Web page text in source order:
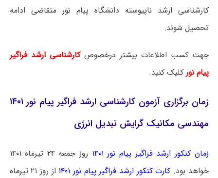
کارشناسی ارشد ناپیوسته دانشگاه پیام نور متقاضی ادامه
تحصیل شوند.
جهت کسب اطلاعات بیشتر درخصوص کارشناسی ارشد فراگیر
پیام نورکلیک کنید.
زمان برگزاری آزمون کارشناسی ارشد فراگیر پیام نور ۱۴۰۱
مهندسی مکانیک گرایش تبدیل انرژی
زمان کنکور ارشد فراگیر پیام نور ۱۴۰۱
روز جمعه ۲۴ تیرماه ۱۴۰۱
خواهد بود. کارت کنکور ارشد فراگیر پیام نور ۱۴۰۱
از روز ۲۱ تیرماه